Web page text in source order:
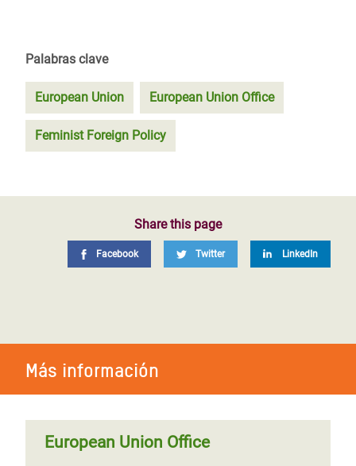
Palabras clave
European Union European Union Office
Feminist Foreign Policy
Share this page
Facebook Twitter LinkedIn
Más información
European Union Office